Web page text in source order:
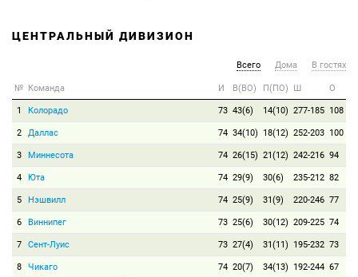
ЦЕНТРАЛЬНЫЙ ДИВИЗИОН
Всего Дома В гостях
№ Команда И В(ВО) П(ПО) Ш О
1 Колорадо 73 43(6) 14(10) 277-185 108
2 Даллас 74 34(10) 18(12) 252-203 100
3 Миннесота 74 26(15) 21(12) 242-216 94
4 Юта 74 29(9) 30(6) 235-212 82
5 Нэшвилл 74 25(9) 31(9) 220-246 77
6 Виннипег 73 25(6) 30(12) 209-225 74
7 Сент-Луис 73 27(4) 31(11) 195-232 73
8 Чикаго 74 20(7) 34(13) 192-244 67